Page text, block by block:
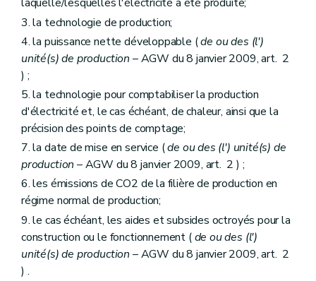
laquelle/lesquelles l'électricité a été produite;
3. la technologie de production;
4. la puissance nette développable (de ou des (l')
unité(s) de production – AGW du 8 janvier 2009, art. 2
) ;
5. la technologie pour comptabiliser la production
d'électricité et, le cas échéant, de chaleur, ainsi que la
précision des points de comptage;
7. la date de mise en service (de ou des (l') unité(s) de
production – AGW du 8 janvier 2009, art. 2 ) ;
6. les émissions de CO2 de la filière de production en
régime normal de production;
9. le cas échéant, les aides et subsides octroyés pour la
construction ou le fonctionnement (de ou des (l')
unité(s) de production – AGW du 8 janvier 2009, art. 2
) .